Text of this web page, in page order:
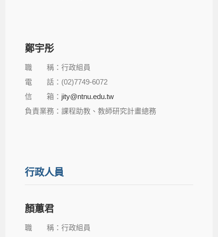
鄭宇彤
職 稱：行政組員
電 話：(02)7749-6072
信 箱： jity@ntnu.edu.tw
負責業務：課程助教、教師研究計畫總務
行政人員
顏蕙君
職 稱：行政組員